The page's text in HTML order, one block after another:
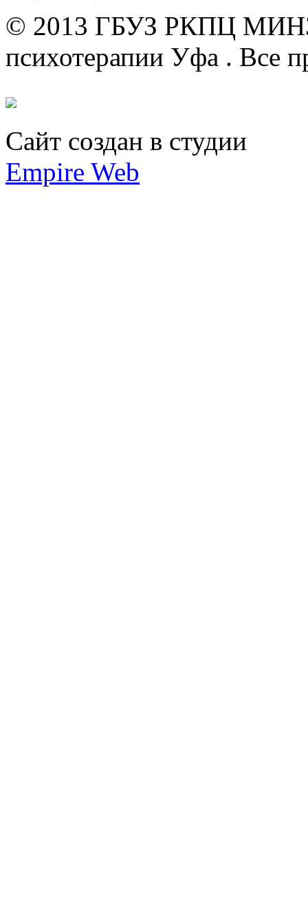
© 2013 ГБУЗ РКПЦ
психотерапии Уфа . Все
Сайт создан в студии
Empire Web